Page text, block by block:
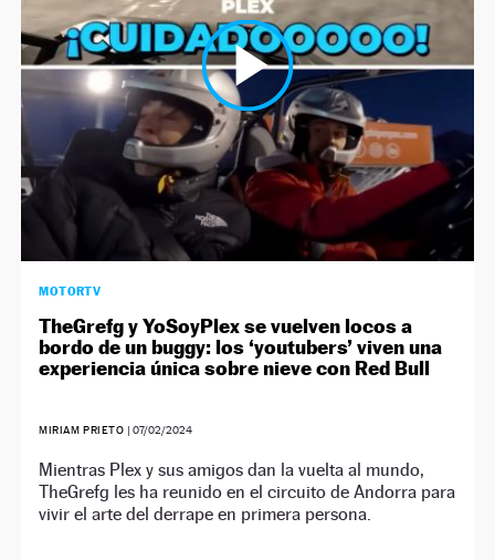
MOTORTV
TheGrefg y YoSoyPlex se vuelven locos a
bordo de un buggy: los ‘youtubers’ viven una
experiencia única sobre nieve con Red Bull
MIRIAM PRIETO | 07/02/2024
Mientras Plex y sus amigos dan la vuelta al mundo,
TheGrefg les ha reunido en el circuito de Andorra para
vivir el arte del derrape en primera persona.